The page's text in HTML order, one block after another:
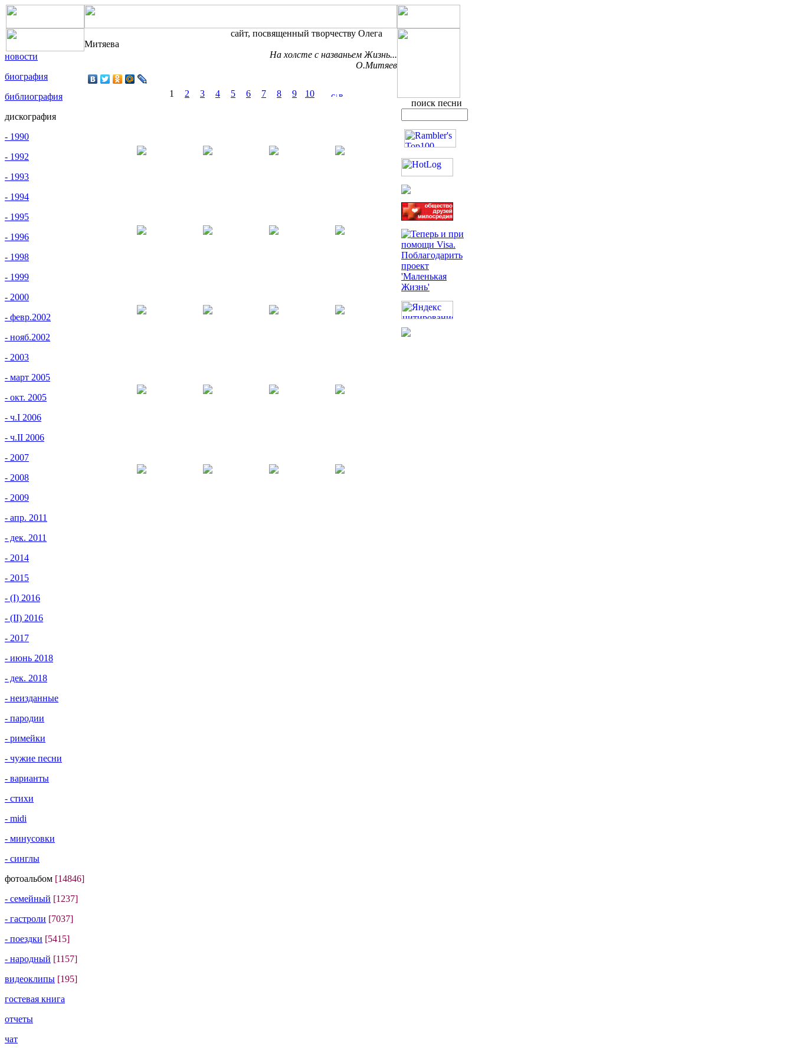
новости
биография
библиография
дискография
- 1990
- 1992
- 1993
- 1994
- 1995
- 1996
- 1998
- 1999
- 2000
- февр.2002
- нояб.2002
- 2003
- март 2005
- окт. 2005
- ч.I 2006
- ч.II 2006
- 2007
- 2008
- 2009
- апр. 2011
- дек. 2011
- 2014
- 2015
- (I) 2016
- (II) 2016
- 2017
- июнь 2018
- дек. 2018
- неизданные
- пародии
- римейки
- чужие песни
- варианты
- стихи
- midi
- минусовки
- синглы
фотоальбом [14846]
- семейный [1237]
- гастроли [7037]
- поездки [5415]
- народный [1157]
видеоклипы [195]
гостевая книга
отчеты
чат
сайт, посвященный творчеству Олега
Митяева
На холсте с названьем Жизнь...
О.Митяев
1 2 3 4 5 6 7 8 9
10
поиск песни